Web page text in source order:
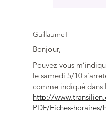
GuillaumeT
Bonjour,
Pouvez-vous
le samedi 5/10
comme indiqué dans
http://
PDF/Fiches-